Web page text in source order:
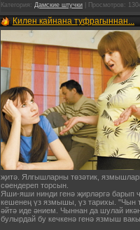
Категория: Дамские штучки | Просмотров:
Килен кайнана туфрагыннан...
җитә. Ялгышларны төзәтик,
сөендереп торсын.
Яши-яши нинди генә җирләргә
кешенең үз язмышы, үз тарихы. "Чын
әйтә иде әнием. Чыннан да шулай
булырдай бу кечкенә генә язмыш